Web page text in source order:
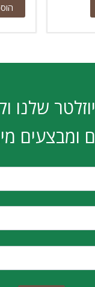
שלנו
ומבצעים